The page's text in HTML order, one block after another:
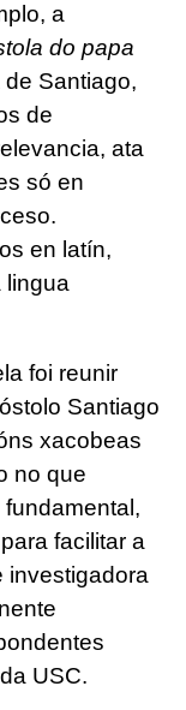
a
do papa
Santiago,
de
ata
só en
en latín,
lingua
foi reunir
Santiago
xacobeas
no que
facilitar a
investigadora
USC.